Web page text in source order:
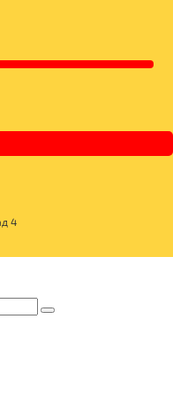
4
"Двойной шоколад" 60г